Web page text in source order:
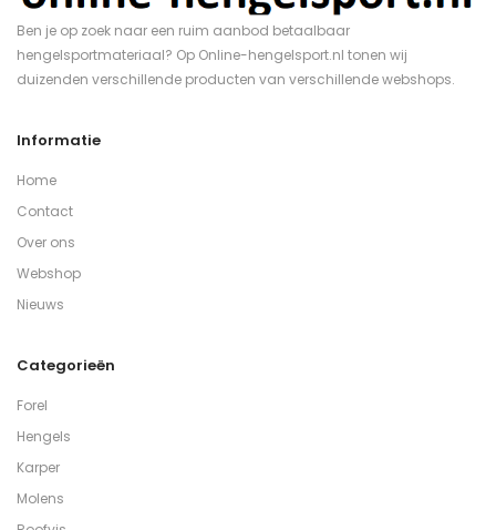
Ben je op zoek naar een ruim aanbod betaalbaar
hengelsportmateriaal? Op Online-hengelsport.nl tonen wij
duizenden verschillende producten van verschillende webshops.
Informatie
Home
Contact
Over ons
Webshop
Nieuws
Categorieën
Forel
Hengels
Karper
Molens